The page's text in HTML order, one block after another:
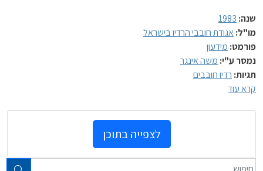
טקסט חופשי...
שנה: 1983
מו"ל: אגודת חובבי הרדיו בישראל
פורמט: מידעון
נמסר ע"י: משה אינגר
תגיות: רדיו חובבים
קרא עוד
לצפייה בתוכן